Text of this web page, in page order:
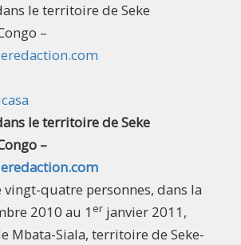
le territoire de Seke
–
le territoire de Seke
–
vingt-quatre personnes, dans la
2010 au 1 er janvier 2011,
Mbata-Siala, territoire de Seke-